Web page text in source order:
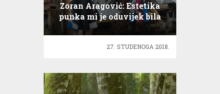
Zoran Aragović: Estetika
punka mi je oduvijek bila
zanimljiva
27. STUDENOGA 2018.